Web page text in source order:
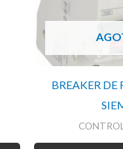
BREAKER DE